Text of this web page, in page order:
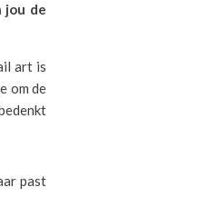
jou de
art is
om de
past